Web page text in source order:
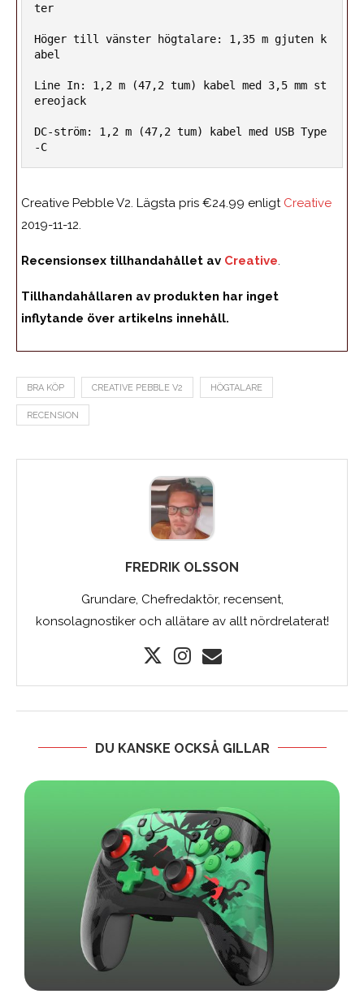
ter
Höger till vänster högtalare: 1,35 m gjuten k
abel
Line In: 1,2 m (47,2 tum) kabel med 3,5 mm st
ereojack
DC-ström: 1,2 m (47,2 tum) kabel med USB Type
-C
Creative Pebble V2. Lägsta pris €24.99 enligt Creative
2019-11-12.
Recensionsex tillhandahållet av Creative.
Tillhandahållaren av produkten har inget
inflytande över artikelns innehåll.
BRA KÖP CREATIVE PEBBLE V2 HÖGTALARE
RECENSION
FREDRIK OLSSON
Grundare, Chefredaktör, recensent,
konsolagnostiker och allätare av allt nördrelaterat!
DU KANSKE OCKSÅ GILLAR